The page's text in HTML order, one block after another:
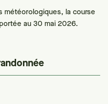
météorologiques, la course
au 30 mai 2026.